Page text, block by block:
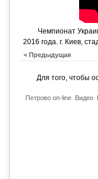
Чемпионат
2016 года. г. Киев,
< Предыдущая
Для того, чтобы
Петрово on-line Видео